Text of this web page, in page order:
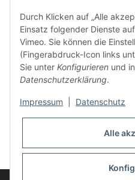
Neben dem Onlineshop haben
Frontline Games
Färbereiweg 3A
24358 Hütten
Oder mit Terminvereinbarung
info@frontlinegames.de
Durch Klicken auf „Alle
Einsatz folgender Dienste
Vimeo. Sie können die
(Fingerabdruck-Icon links
Sie unter Konfigurieren und
Datenschutzerklärung.
Impressum Datenschutz
Alle